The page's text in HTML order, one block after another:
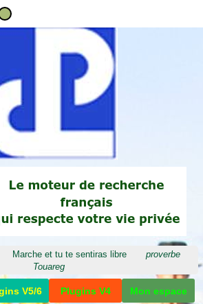
Marche et tu te sentiras libre
proverbe
Touareg
V5/6 Plugins V4 Mon espace